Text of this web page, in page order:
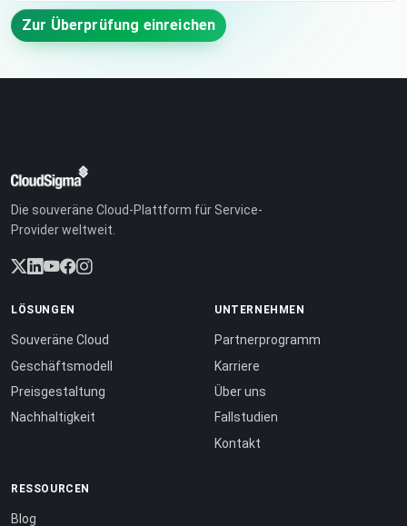
Zur Überprüfung einreichen
Die souveräne Cloud-Plattform für Service-
Provider weltweit.
LÖSUNGEN
Souveräne Cloud
Geschäftsmodell
Preisgestaltung
Nachhaltigkeit
UNTERNEHMEN
Partnerprogramm
Karriere
Über uns
Fallstudien
Kontakt
RESSOURCEN
Blog